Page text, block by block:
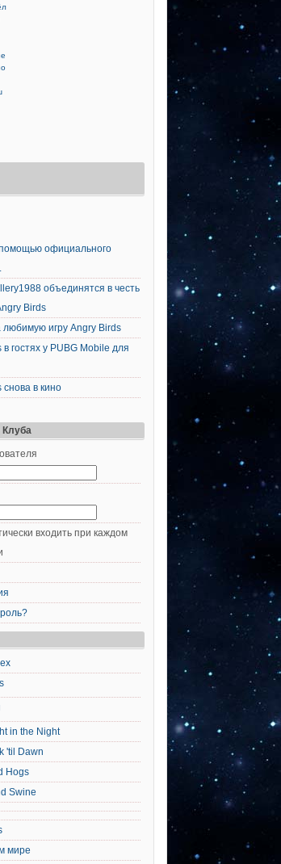
официального
объединятся в честь
Birds
любимую игру Angry Birds
гостях у PUBG Mobile для
в кино
Клуба
входить при каждом
in the Night
'til Dawn
Hogs
Swine
мире